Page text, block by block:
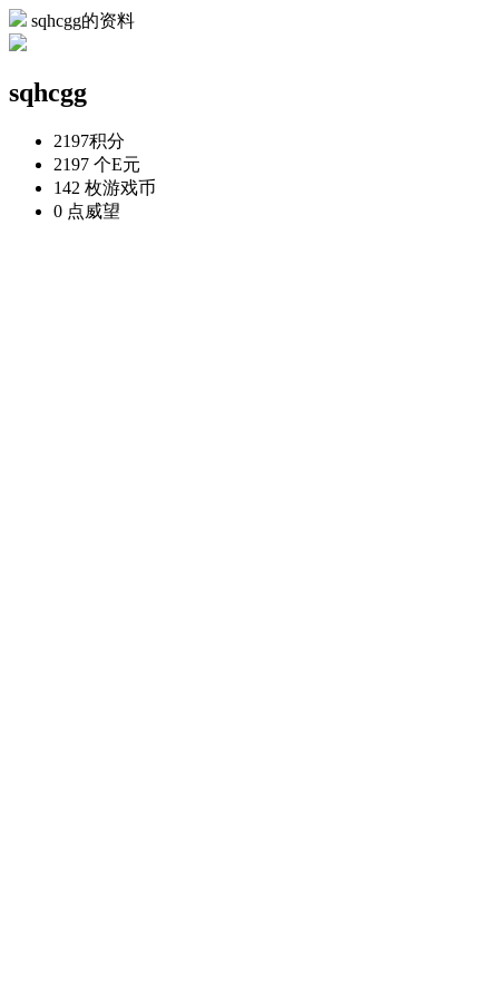
sqhcgg的资料
sqhcgg
2197积分
2197 个E元
142 枚游戏币
0 点威望